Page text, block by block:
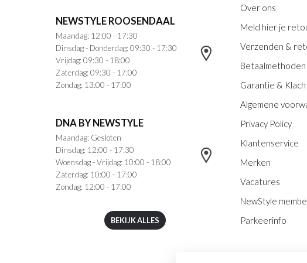
NEWSTYLE ROOSENDAAL
Maandag: 12:00 - 17:30
Dinsdag - Donderdag: 09:30 - 17:30
Vrijdag: 09:30 - 18:00
Zaterdag: 09:30 - 17:00
Zondag: 13:00 - 17:00
DNA BY NEWSTYLE
Maandag: Gesloten
Dinsdag: 12:00 - 17:30
Woensdag - Vrijdag: 10:00 - 18:00
Zaterdag: 10:00 - 17:00
Zondag: 12:00 - 17:00
BEKIJK ALLES
Over ons
Meld hier je
Verzenden &
Betaalmethoden
Garantie &
Algemene
Privacy Policy
Klantenservice
Merken
Vacatures
NewStyle
Parkeerinfo